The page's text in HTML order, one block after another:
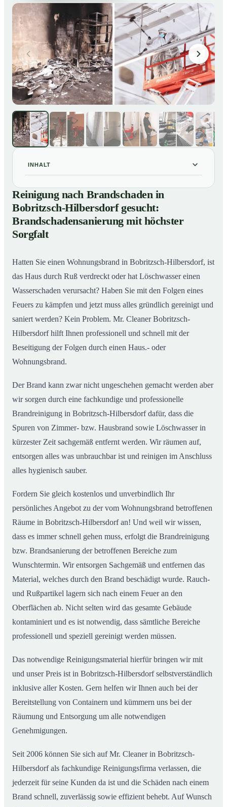
INHALT
01Reinigung nach Brandschaden in Bobritzsch-
Hilbersdorf gesucht: Brandschadensanierung mit
höchster Sorgfalt
02Brandreinigung in Bobritzsch-Hilbersdorf – Profis im
Einsatz
Reinigung nach Brandschaden in
Bobritzsch-Hilbersdorf gesucht:
Brandschadensanierung mit höchster
Sorgfalt
Hatten Sie einen Wohnungsbrand in Bobritzsch-Hilbersdorf, ist
das Haus durch Ruß verdreckt oder hat Löschwasser einen
Wasserschaden verursacht? Haben Sie mit den Folgen eines
Feuers zu kämpfen und jetzt muss alles gründlich gereinigt und
saniert werden? Kein Problem. Mr. Cleaner Bobritzsch-
Hilbersdorf hilft Ihnen professionell und schnell mit der
Beseitigung der Folgen durch einen Haus.- oder
Wohnungsbrand.
Der Brand kann zwar nicht ungeschehen gemacht werden aber
wir sorgen durch eine fachkundige und professionelle
Brandreinigung in Bobritzsch-Hilbersdorf dafür, dass die
Spuren von Zimmer- bzw. Hausbrand sowie Löschwasser in
kürzester Zeit sachgemäß entfernt werden. Wir räumen auf,
entsorgen alles was unbrauchbar ist und reinigen im Anschluss
alles hygienisch sauber.
Fordern Sie gleich kostenlos und unverbindlich Ihr
persönliches Angebot zu der vom Wohnungsbrand betroffenen
Räume in Bobritzsch-Hilbersdorf an! Und weil wir wissen,
dass es immer schnell gehen muss, erfolgt die Brandreinigung
bzw. Brandsanierung der betroffenen Bereiche zum
Wunschtermin. Wir entsorgen Sachgemäß und entfernen das
Material, welches durch den Brand beschädigt wurde. Rauch-
und Rußpartikel lagern sich nach einem Feuer an den
Oberflächen ab. Nicht selten wird das gesamte Gebäude
kontaminiert und es ist notwendig, dass sämtliche Bereiche
professionell und speziell gereinigt werden müssen.
Das notwendige Reinigungsmaterial hierfür bringen wir mit
und unser Preis ist in Bobritzsch-Hilbersdorf selbstverständlich
inklusive aller Kosten. Gern helfen wir Ihnen auch bei der
Bereitstellung von Containern und kümmern uns bei der
Räumung und Entsorgung um alle notwendigen
Genehmigungen.
Seit 2006 können Sie sich auf Mr. Cleaner in Bobritzsch-
Hilbersdorf als fachkundige Reinigungsfirma verlassen, die
jederzeit für seine Kunden da ist und die Schäden nach einem
Brand schnell, zuverlässig sowie effizient behebt. Auf Wunsch